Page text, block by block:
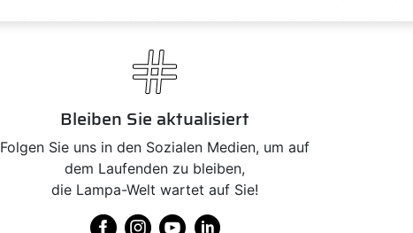
Bleiben Sie aktualisiert
Folgen Sie uns in den Sozialen Medien, um auf
dem Laufenden zu bleiben,
die Lampa-Welt wartet auf Sie!